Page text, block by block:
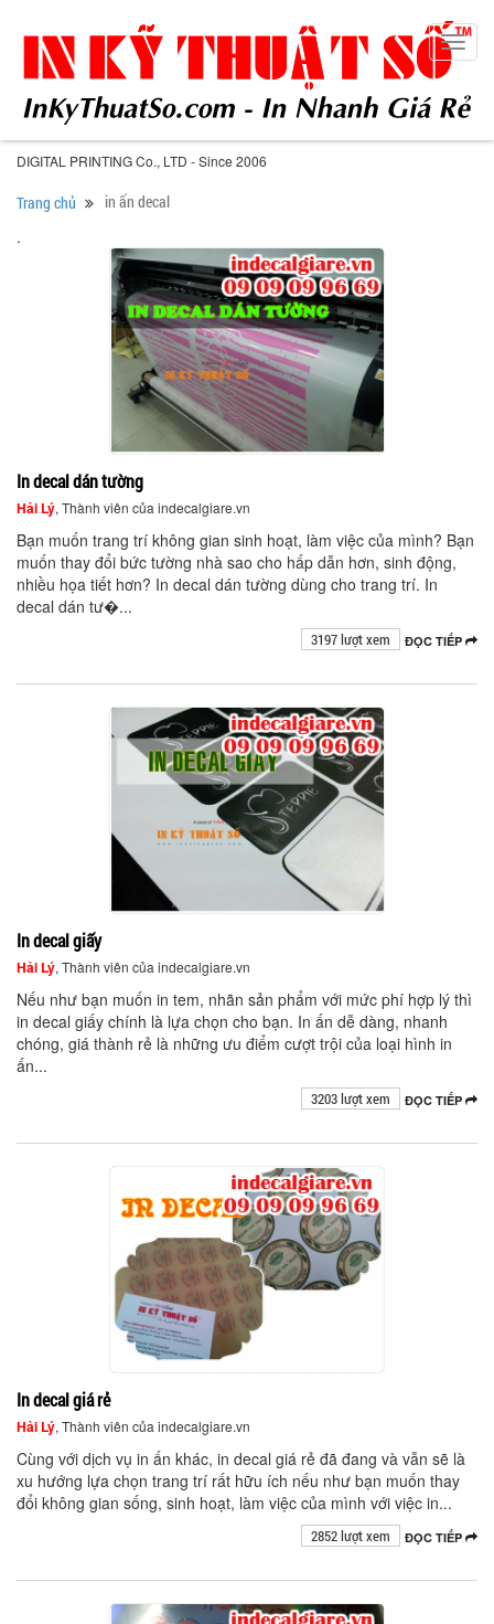
DIGITAL PRINTING Co., LTD - Since 2006
Trang chủ in ấn decal
.
In decal dán tường
Hải Lý, Thành viên của indecalgiare.vn
Bạn muốn trang trí không gian sinh hoạt, làm việc của mình? Bạn
muốn thay đổi bức tường nhà sao cho hấp dẫn hơn, sinh động,
nhiều họa tiết hơn? In decal dán tường dùng cho trang trí. In
decal dán tư�...
ĐỌC TIẾP
3197 lượt xem
In decal giấy
Hải Lý, Thành viên của indecalgiare.vn
Nếu như bạn muốn in tem, nhãn sản phẩm với mức phí hợp lý thì
in decal giấy chính là lựa chọn cho bạn. In ấn dễ dàng, nhanh
chóng, giá thành rẻ là những ưu điểm cượt trội của loại hình in
ấn...
ĐỌC TIẾP
3203 lượt xem
In decal giá rẻ
Hải Lý, Thành viên của indecalgiare.vn
Cùng với dịch vụ in ấn khác, in decal giá rẻ đã đang và vẫn sẽ là
xu hướng lựa chọn trang trí rất hữu ích nếu như bạn muốn thay
đổi không gian sống, sinh hoạt, làm việc của mình với việc in...
ĐỌC TIẾP
2852 lượt xem